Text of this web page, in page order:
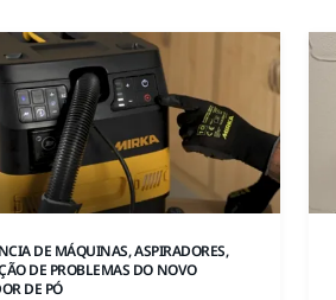
DE MÁQUINAS, ASPIRADORES,
DE PROBLEMAS DO NOVO
DE PÓ